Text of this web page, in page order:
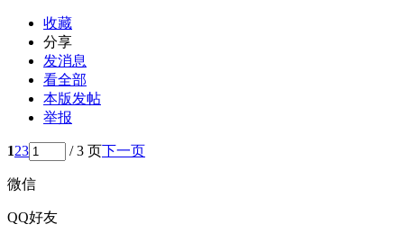
收藏
分享
发消息
看全部
本版发帖
举报
123 / 3 页下一页
微信
QQ好友